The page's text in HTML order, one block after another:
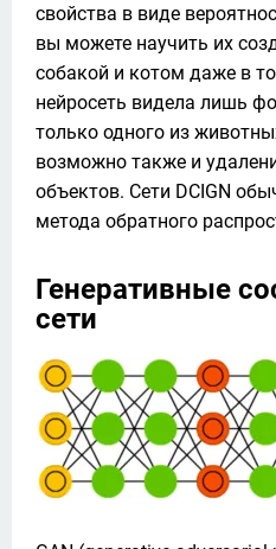
свойства в виде
вы можете научить их
собакой и котом даже в
нейросеть видела лишь
только одного из
возможно также и
объектов. Сети DCIGN
метода обратного
Генеративные
сети